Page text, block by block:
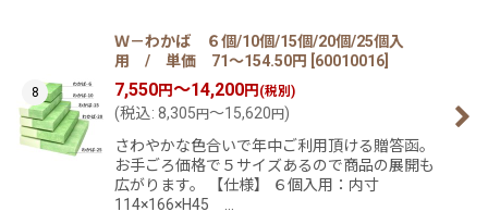
8
Ｗ－わかば ６個/10個/15個/20個/25個入
用 / 単価 71〜154.50円
60010016
7,550円～14,200円 (税別)
(税込: 8,305 円 ～15,620 円 )
さわやかな色合いで年中ご利用頂ける贈答函。
お手ごろ価格で５サイズあるので商品の展開も
広がります。 【仕様】 ６個入用：内寸
114×166×H45 …